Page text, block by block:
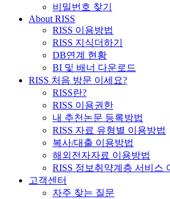
비밀번호 찾기
About RISS
RISS 이용방법
RISS 지식더하기
DB연계 현황
BI 및 배너 다운로드
RISS 처음 방문 이세요?
RISS란?
RISS 이용권한
내 추천논문 등록방법
RISS 자료 유형별 이용방법
복사/대출 이용방법
해외전자자료 이용방법
RISS 정보취약계층 서비스
고객센터
자주 찾는 질문